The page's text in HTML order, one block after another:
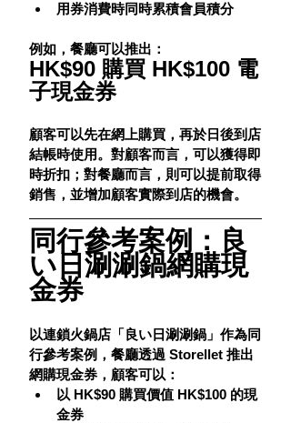
用券消費時同時累積會員積分
例如，餐廳可以推出：
HK$90 購買 HK$100 電
子現金券
顧客可以先在網上購買，再於日後到店
結帳時使用。對顧客而言，可以獲得即
時折扣；對餐廳而言，則可以提前取得
銷售，並增加顧客實際到店的機會。
同行參考案例：良
い日涮涮鍋網購現
金券
以連鎖火鍋店「良い日涮涮鍋」作為同
行參考案例，餐廳透過 Storellet 推出
網購現金券，顧客可以：
以 HK$90 購買價值 HK$100 的現
金券